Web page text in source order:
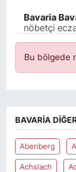
Bavaria
nöbetçi
Bu bölgede
BAVARIA
Abenberg
Achslach